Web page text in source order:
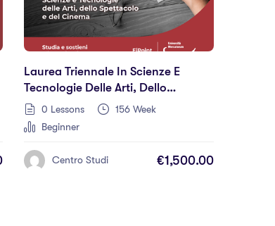
Laurea Triennale In Scienze E
Tecnologie Delle Arti, Dello
Spettacolo E Del Cinema
0 Lessons
156 Week
Beginner
Centro Studi €1,500.00